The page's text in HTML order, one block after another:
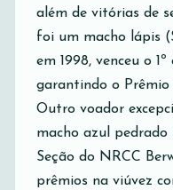
além de vitórias de
foi um macho lápis
em 1998, venceu o
garantindo o Prêmio
Outro voador
macho azul pedrado
Seção do NRCC
prêmios na viúvez